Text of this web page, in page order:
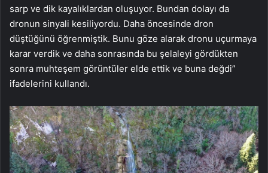
sarp ve dik kayalıklardan oluşuyor. Bundan dolayı da
dronun sinyali kesiliyordu. Daha öncesinde dron
düştüğünü öğrenmiştik. Bunu göze alarak dronu uçurmaya
karar verdik ve daha sonrasında bu şelaleyi gördükten
sonra muhteşem görüntüler elde ettik ve buna değdi”
ifadelerini kullandı.